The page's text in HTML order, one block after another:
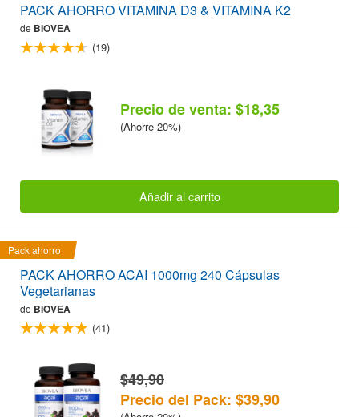
PACK AHORRO VITAMINA D3 & VITAMINA K2
de BIOVEA
(19)
Precio de venta: $18,35
(Ahorre 20%)
Añadir al carrito
Pack ahorro
PACK AHORRO ACAI 1000mg 240 Cápsulas
Vegetarianas
de BIOVEA
(41)
$49,90
Precio del Pack: $39,90